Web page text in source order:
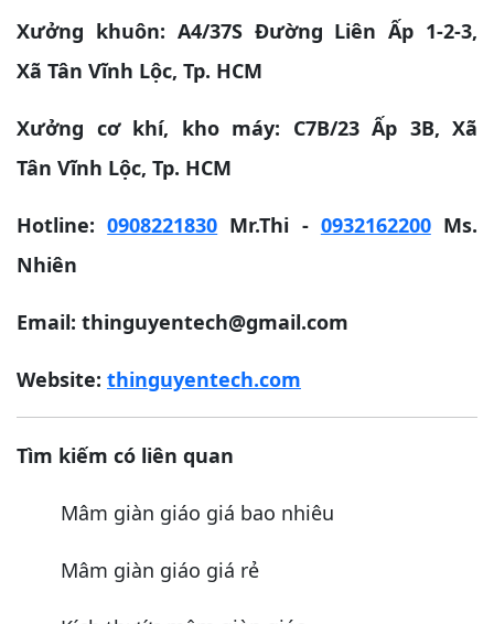
Xưởng khuôn: A4/37S Đường Liên Ấp 1-2-3,
Xã Tân Vĩnh Lộc, Tp. HCM
Xưởng cơ khí, kho máy: C7B/23 Ấp 3B, Xã
Tân Vĩnh Lộc, Tp. HCM
Hotline:0908221830 Mr.Thi - 0932162200Ms.
Nhiên
Email: thinguyentech@gmail.com
Website: thinguyentech.com
Tìm kiếm có liên quan
Mâm giàn giáo giá bao nhiêu
Mâm giàn giáo giá rẻ